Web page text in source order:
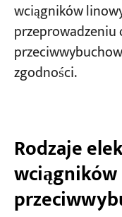
wciągników
zgodności.
Rodzaje